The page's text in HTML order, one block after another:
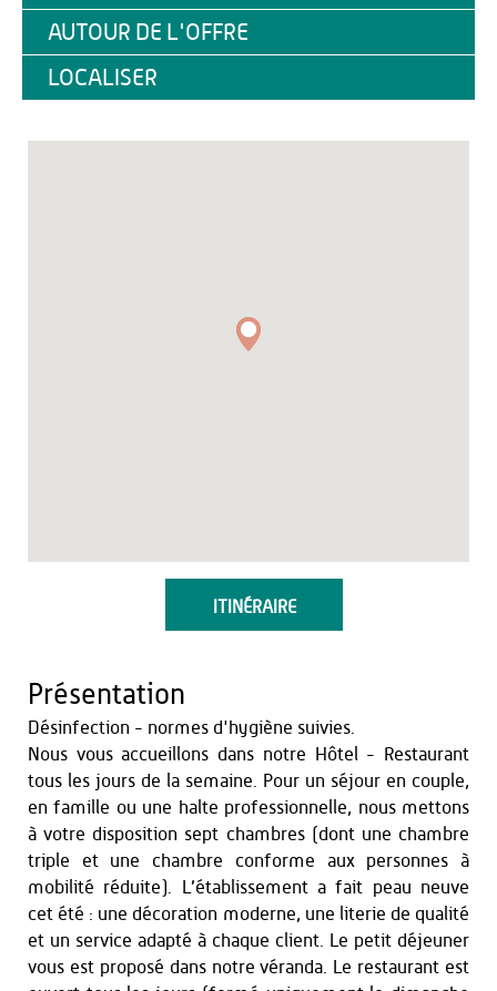
AUTOUR DE L'OFFRE
LOCALISER
ITINÉRAIRE
Présentation
Désinfection - normes d'hygiène suivies.
Nous vous accueillons dans notre Hôtel - Restaurant
tous les jours de la semaine. Pour un séjour en couple,
en famille ou une halte professionnelle, nous mettons
à votre disposition sept chambres (dont une chambre
triple et une chambre conforme aux personnes à
mobilité réduite). L’établissement a fait peau neuve
cet été : une décoration moderne, une literie de qualité
et un service adapté à chaque client. Le petit déjeuner
vous est proposé dans notre véranda. Le restaurant est